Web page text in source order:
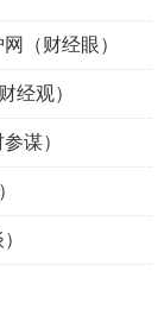
（财经眼）
经观）
谋）